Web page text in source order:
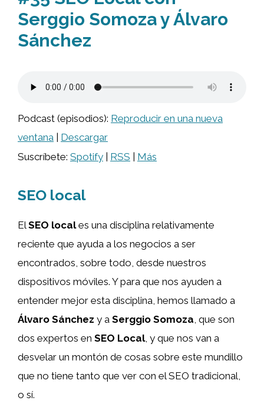
Serggio Somoza y Álvaro
Sánchez
Podcast (episodios): Reproducir en una nueva
ventana
Descargar
Suscríbete: Spotify RSS Más
SEO local
ElSEO locales una disciplina relativamente
reciente que ayuda a los negocios a ser
encontrados, sobre todo, desde nuestros
dispositivos móviles. Y para que nos ayuden a
entender mejor esta disciplina, hemos llamado a
Álvaro Sánchez y a Serggio Somoza, que son
dos expertos en SEO Local, y que nos van a
desvelar un montón de cosas sobre este mundillo
que no tiene tanto que ver con el SEO tradicional,
o sí.